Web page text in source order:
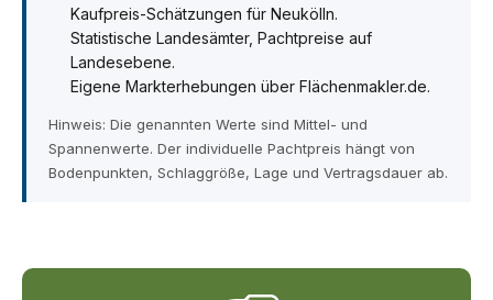
Kaufpreis-Schätzungen für Neukölln.
Statistische Landesämter, Pachtpreise auf
Landesebene.
Eigene Markterhebungen über Flächenmakler.de.
Hinweis: Die genannten Werte sind Mittel- und
Spannenwerte. Der individuelle Pachtpreis hängt von
Bodenpunkten, Schlaggröße, Lage und Vertragsdauer ab.